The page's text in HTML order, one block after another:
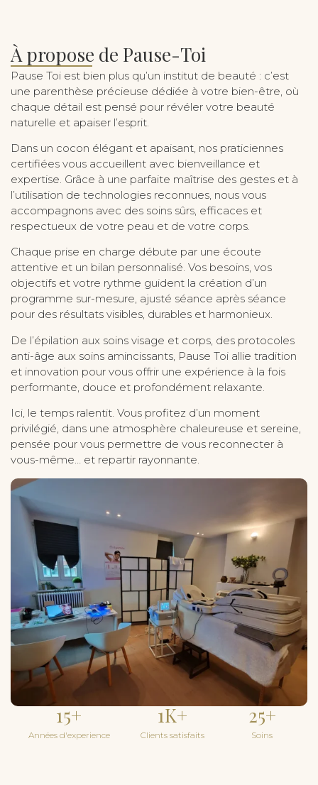
À propose de Pause-Toi
Pause Toi est bien plus qu’un institut de beauté : c’est
une parenthèse précieuse dédiée à votre bien-être, où
chaque détail est pensé pour révéler votre beauté
naturelle et apaiser l’esprit.
Dans un cocon élégant et apaisant, nos praticiennes
certifiées vous accueillent avec bienveillance et
expertise. Grâce à une parfaite maîtrise des gestes et à
l’utilisation de technologies reconnues, nous vous
accompagnons avec des soins sûrs, efficaces et
respectueux de votre peau et de votre corps.
Chaque prise en charge débute par une écoute
attentive et un bilan personnalisé. Vos besoins, vos
objectifs et votre rythme guident la création d’un
programme sur-mesure, ajusté séance après séance
pour des résultats visibles, durables et harmonieux.
De l’épilation aux soins visage et corps, des protocoles
anti-âge aux soins amincissants, Pause Toi allie tradition
et innovation pour vous offrir une expérience à la fois
performante, douce et profondément relaxante.
Ici, le temps ralentit. Vous profitez d’un moment
privilégié, dans une atmosphère chaleureuse et sereine,
pensée pour vous permettre de vous reconnecter à
vous-même… et repartir rayonnante.
Années d'experience
15+
Clients satisfaits
1K+
Soins
25+